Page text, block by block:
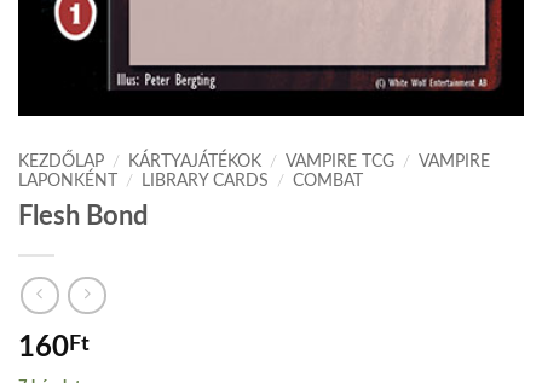
KEZDŐLAP / KÁRTYAJÁTÉKOK / VAMPIRE TCG /
VAMPIRE
LAPONKÉNT
/ LIBRARY CARDS / COMBAT
Flesh Bond
160Ft